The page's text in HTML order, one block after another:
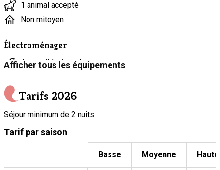
1 animal accepté
Non mitoyen
Électroménager
Appareil à pierrade
Bouilloire électrique
Congélateur
Four
Afficher tous les équipements
Tarifs 2026
Séjour minimum de 2 nuits
Tarif par saison
Basse Moyenne Haute